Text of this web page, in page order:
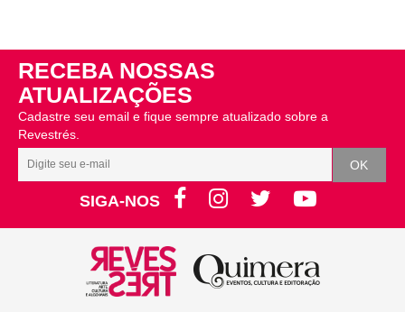
RECEBA NOSSAS
ATUALIZAÇÕES
Cadastre seu email e fique sempre atualizado sobre a
Revestrés.
SIGA-NOS